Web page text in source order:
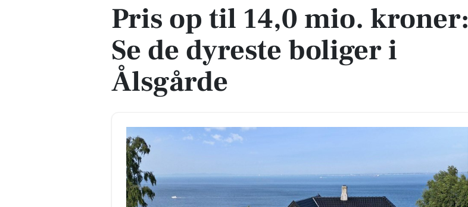
Pris op til 14,0 mio. kroner:
Se de dyreste boliger i
Ålsgårde